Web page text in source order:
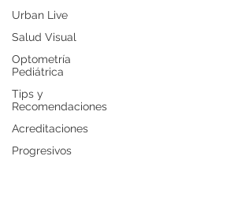
Urban Live
Salud Visual
Optometría
Pediátrica
Tips y
Recomendaciones
Acreditaciones
Progresivos